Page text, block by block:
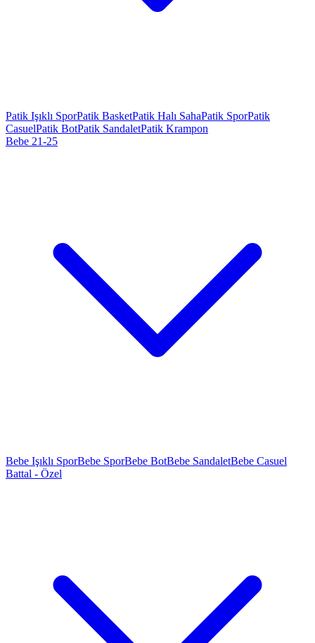
Patik Işıklı SporPatik BasketPatik Halı SahaPatik SporPatik
CasuelPatik BotPatik SandaletPatik Krampon
Bebe 21-25
Bebe Işıklı SporBebe SporBebe BotBebe SandaletBebe Casuel
Battal - Özel